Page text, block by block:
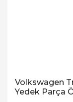
Volkswagen
Yedek Parça